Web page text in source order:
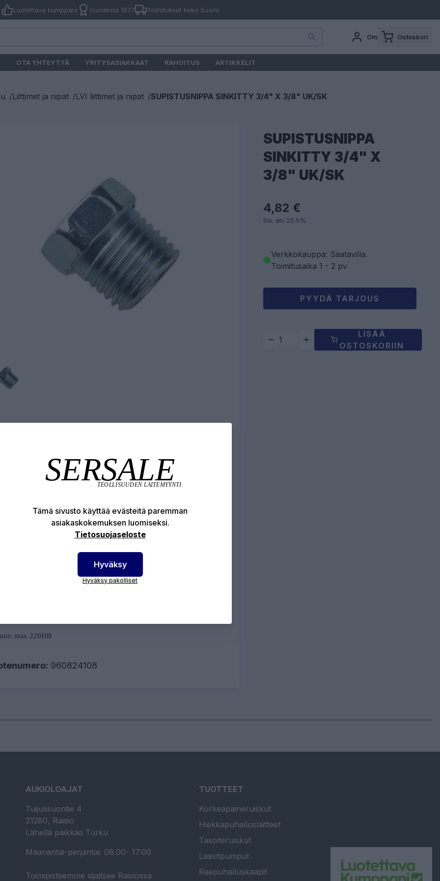
Luotettava kumppani Vuodesta 1977 Toimitukset koko Suomi
Oma tili Ostoskori
OTA YHTEYTTÄ YRITYSASIAKKAAT RAHOITUS ARTIKKELIT
/Liittimet ja nipat /LVI liittimet ja nipat /SUPISTUSNIPPA SINKITTY 3/4" X 3/8" UK/SK
kierreosa. EN 10242/A1.
EN ISO 6892-1
EN 10242:1997
ominaisuudet:
400 N/mm2
käyttöpaine: 25 bar(-20°C-120°C)
220N/mm2
7%
max 220HB
960824108
SUPISTUSNIPPA
SINKITTY 3/4" X
3/8" UK/SK
4,82 €
Sis. alv 25.5%
Verkkokauppa: Saatavilla.
Toimitusaika 1 - 2 pv
PYYDÄ TARJOUS
LISÄÄ
OSTOSKORIIN
AUKIOLOAJAT
Tuijussuontie 4
21280, Raisio
Lähellä paikkaa Turku
Maanantai-perjantai: 08.00- 17:00
Toimipisteemme sijaitsee Raisiossa
TUOTTEET
Korkeapaineruiskut
Hiekkapuhalluslaitteet
Tasoiteruiskut
Laastipumput
Raepuhalluskaapit
Tämä sivusto käyttää evästeitä paremman
asiakaskokemuksen luomiseksi.
Tietosuojaseloste
Hyväksy
Hyväksy pakolliset